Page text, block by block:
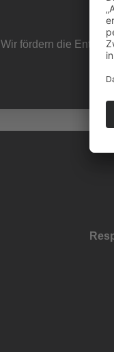
Wir fördern die